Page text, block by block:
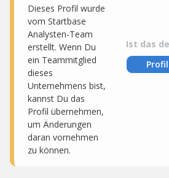
Dieses Profil wurde
vom Startbase
Analysten-Team
erstellt. Wenn Du
ein Teammitglied
dieses
Unternehmens bist,
kannst Du das
Profil übernehmen,
um Änderungen
daran vornehmen
zu können.
Ist das